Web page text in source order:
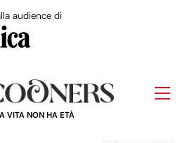
audience di
VITA NON HA ETÀ